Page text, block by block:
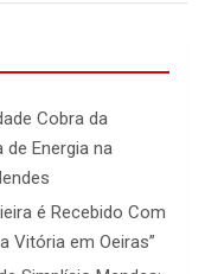
Cobra da
Energia na
é Recebido Com
Vitória em Oeiras”